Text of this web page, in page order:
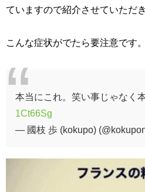
ていますので紹介させていただき
こんな症状がでたら要注意です
本当にこれ。笑い事じゃなく
1Ct66Sg
— 國枝 歩 (kokupo)